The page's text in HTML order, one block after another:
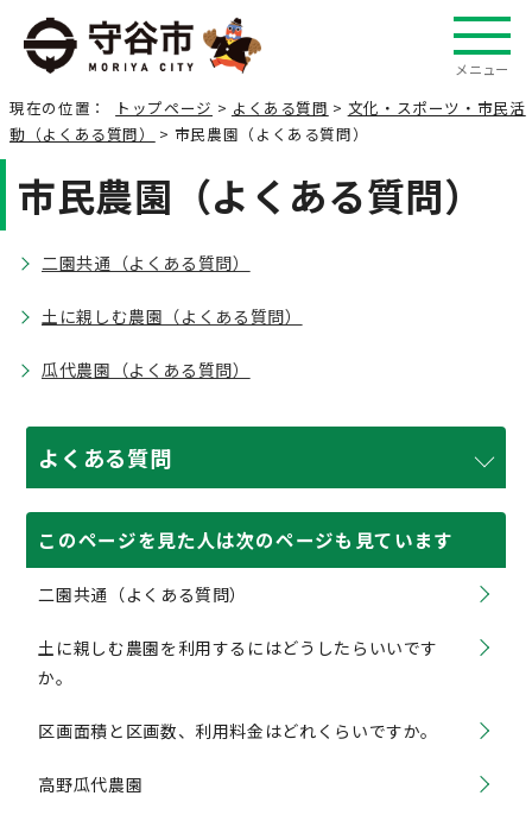
メニュー
現在の位置： トップページ > よくある質問 > 文化・スポーツ・市民活
動（よくある質問）
> 市民農園（よくある質問）
市民農園（よくある質問）
二園共通（よくある質問）
土に親しむ農園（よくある質問）
瓜代農園（よくある質問）
よくある質問
このページを見た人は次のページも見ています
二園共通（よくある質問）
土に親しむ農園を利用するにはどうしたらいいです
か。
区画面積と区画数、利用料金はどれくらいですか。
高野瓜代農園